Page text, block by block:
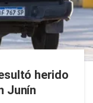
herido
Junín